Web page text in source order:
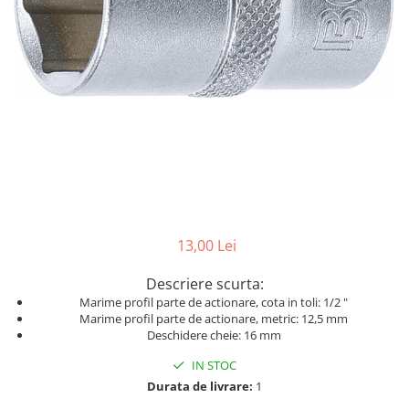
Dispozitive pentru anvelope
Gresoare
Alternator, Fulie
Dacia
Fiat
13,00 Lei
Descriere scurta:
Marime profil parte de actionare, cota in toli: 1/2 "
Marime profil parte de actionare, metric: 12,5 mm
Deschidere cheie: 16 mm
IN STOC
Durata de livrare: 1